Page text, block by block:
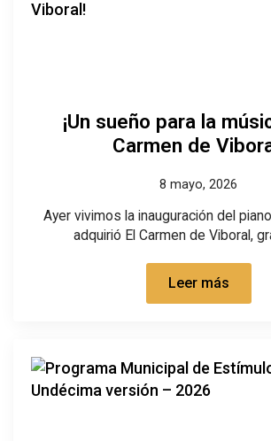
¡Un sueño para la
Carmen de
8 mayo, 2026
Ayer vivimos la inauguración del
adquirió El Carmen de Viboral,
Leer más